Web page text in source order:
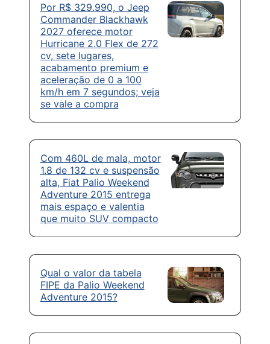
Por R$ 329.990, o Jeep
Commander Blackhawk
2027 oferece motor
Hurricane 2.0 Flex de 272
cv, sete lugares,
acabamento premium e
aceleração de 0 a 100
km/h em 7 segundos; veja
se vale a compra
Com 460L de mala, motor
1.8 de 132 cv e suspensão
alta, Fiat Palio Weekend
Adventure 2015 entrega
mais espaço e valentia
que muito SUV compacto
Qual o valor da tabela
FIPE da Palio Weekend
Adventure 2015?